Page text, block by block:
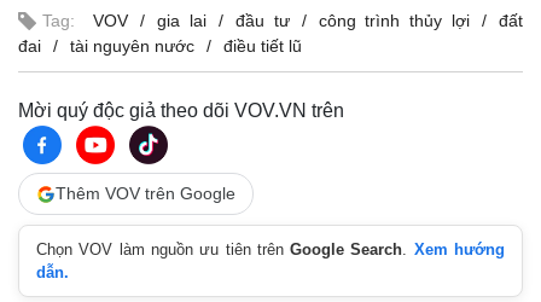
Tag: VOV gia lai đầu tư công trình thủy lợi
đất
đai
tài nguyên nước điều tiết lũ
Mời quý độc giả theo dõi VOV.VN trên
Thêm VOV trên Google
Chọn VOV làm nguồn ưu tiên trênGoogle Search. Xem hướng
dẫn.